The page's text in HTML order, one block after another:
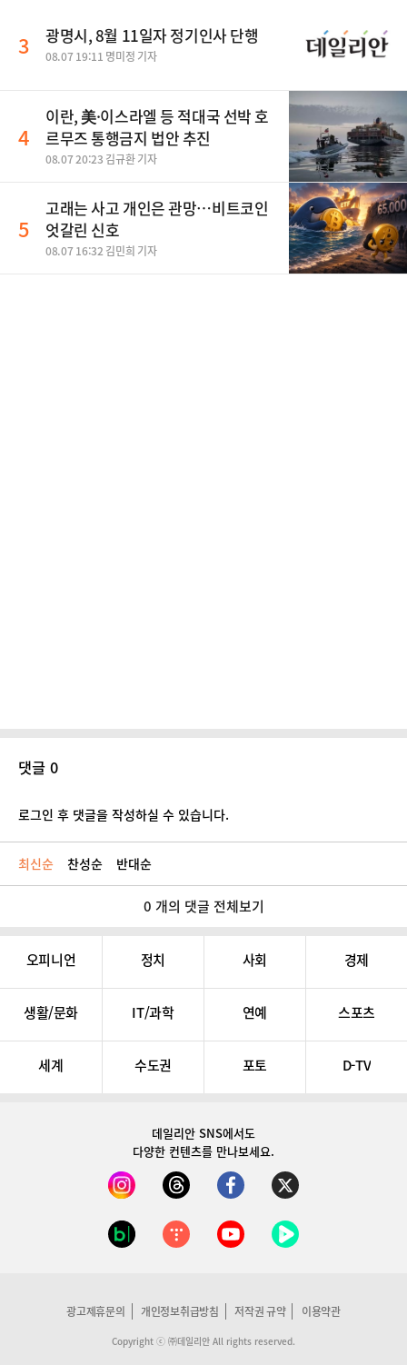
3 광명시, 8월 11일자 정기인사 단행
08.07 19:11 명미정 기자
4
이란, 美·이스라엘 등 적대국 선박 호
르무즈 통행금지 법안 추진
08.07 20:23 김규환 기자
5
고래는 사고 개인은 관망…비트코인
엇갈린 신호
08.07 16:32 김민희 기자
댓글 0
로그인 후 댓글을 작성하실 수 있습니다.
최신순 찬성순 반대순
0 개의 댓글 전체보기
오피니언 정치 사회 경제
생활/문화 IT/과학 연예 스포츠
세계 수도권 포토 D-TV
데일리안 SNS에서도
다양한 컨텐츠를 만나보세요.
광고제휴문의 개인정보취급방침 저작권 규약 이용약관
Copyright ⓒ ㈜데일리안 All rights reserved.